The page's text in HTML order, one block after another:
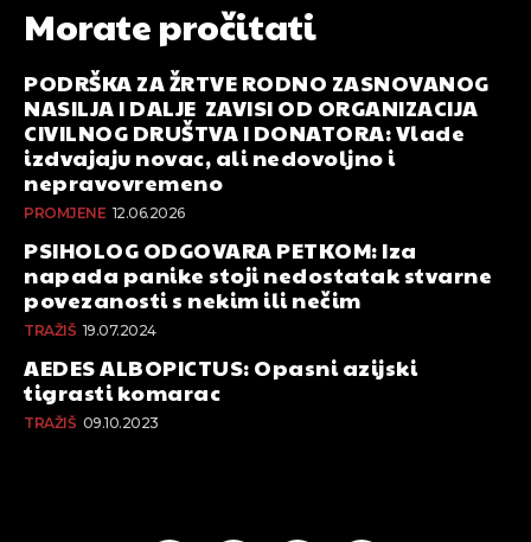
Morate pročitati
PODRŠKA ZA ŽRTVE RODNO ZASNOVANOG
NASILJA I DALJE ZAVISI OD ORGANIZACIJA
CIVILNOG DRUŠTVA I DONATORA: Vlade
izdvajaju novac, ali nedovoljno i
nepravovremeno
PROMJENE 12.06.2026
PSIHOLOG ODGOVARA PETKOM: Iza
napada panike stoji nedostatak stvarne
povezanosti s nekim ili nečim
TRAŽIŠ 19.07.2024
AEDES ALBOPICTUS: Opasni azijski
tigrasti komarac
TRAŽIŠ 09.10.2023